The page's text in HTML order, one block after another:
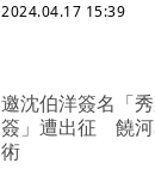
2024.04.17 15:39
邀沈伯洋簽名「
簽」遭出征 饒河
術